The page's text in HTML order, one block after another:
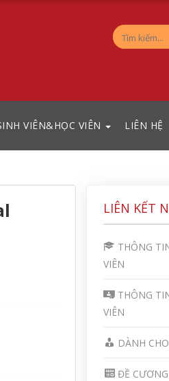
VIÊN&HỌC VIÊN LIÊN HỆ
LIÊN KẾT
THÔNG
VIÊN
THÔNG
VIÊN
DÀNH
ĐỀ